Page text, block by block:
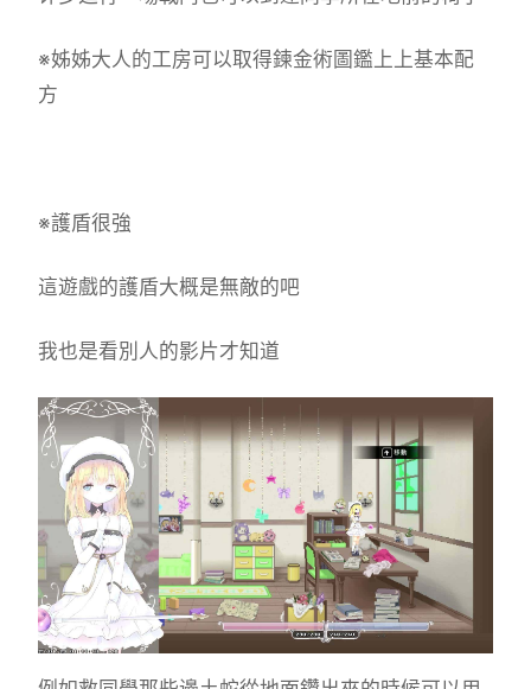
※姊姊大人的工房可以取得鍊金術圖鑑上上基本配
方
※護盾很強
這遊戲的護盾大概是無敵的吧
我也是看別人的影片才知道